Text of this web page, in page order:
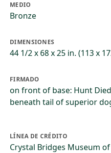
MEDIO
Bronze
DIMENSIONES
44 1/2 x 68 x 25 in. (113 x
FIRMADO
on front of base: Hunt
beneath tail of superior
LÍNEA DE CRÉDITO
Crystal Bridges Museum